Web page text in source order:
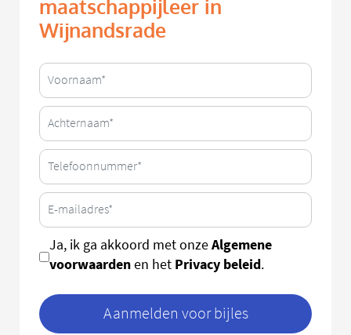
maatschappijleer in
Wijnandsrade
Ja, ik ga akkoord met onzeAlgemene
voorwaardenen het Privacy beleid.
Aanmelden voor bijles